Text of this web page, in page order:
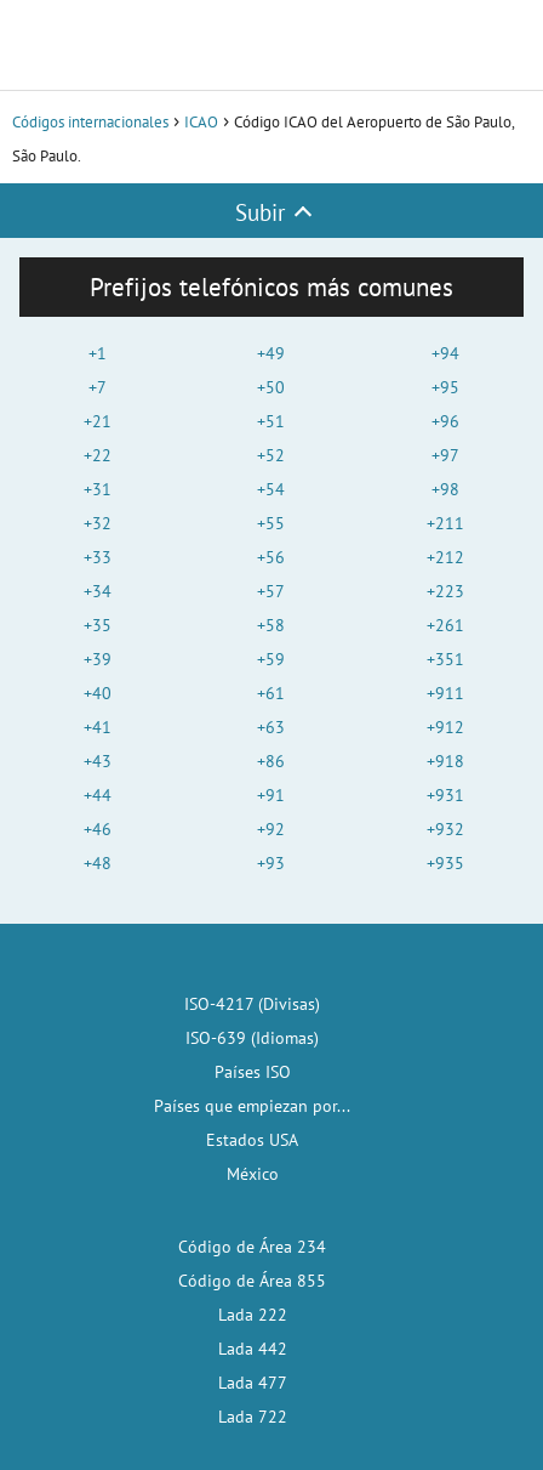
Códigos internacionales ICAO
Código ICAO del Aeropuerto de São Paulo,
São Paulo.
Subir
Prefijos telefónicos más comunes
+1
+7
+21
+22
+31
+32
+33
+34
+35
+39
+40
+41
+43
+44
+46
+48
+49
+50
+51
+52
+54
+55
+56
+57
+58
+59
+61
+63
+86
+91
+92
+93
+94
+95
+96
+97
+98
+211
+212
+223
+261
+351
+911
+912
+918
+931
+932
+935
ISO-4217 (Divisas)
ISO-639 (Idiomas)
Países ISO
Países que empiezan por...
Estados USA
México
Código de Área 234
Código de Área 855
Lada 222
Lada 442
Lada 477
Lada 722